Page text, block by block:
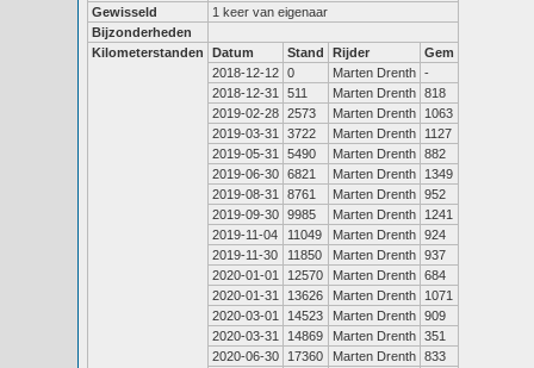
Gewisseld
1 keer van eigenaar
Bijzonderheden
Kilometerstanden
Datum Stand Rijder
Gem
2018-12-12 0 Marten Drenth -
2018-12-31
511 Marten Drenth 818
2019-02-28 2573 Marten Drenth
1063
2019-03-31
3722 Marten Drenth
1127
2019-05-31
5490 Marten Drenth 882
2019-06-30 6821 Marten Drenth
1349
2019-08-31
8761 Marten Drenth 952
2019-09-30 9985 Marten Drenth
1241
2019-11-04
11049 Marten Drenth 924
2019-11-30
11850 Marten Drenth 937
2020-01-01
12570 Marten Drenth 684
2020-01-31
13626 Marten Drenth
1071
2020-03-01
14523 Marten Drenth 909
2020-03-31
14869 Marten Drenth 351
2020-06-30
17360 Marten Drenth 833